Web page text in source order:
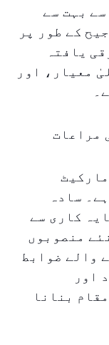
بہت سے
کے طور پر
یافتہ
معیار، اور
مراعات
سادہ
کاری سے
منصوبوں
والے ضوابط
اور
بنانا